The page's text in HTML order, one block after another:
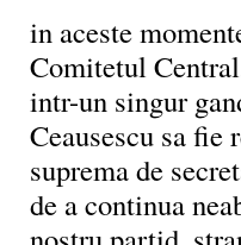
in aceste
Comitetul
intr-un singur
Ceausescu sa
suprema de
de a continua